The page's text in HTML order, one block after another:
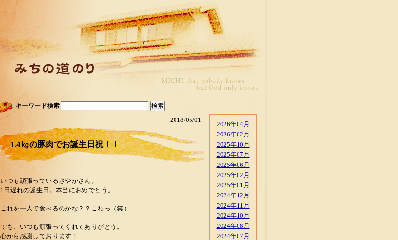
2026年04月
2026年02月
2025年10月
2025年07月
2025年06月
2025年02月
2025年01月
2024年12月
2024年11月
2024年10月
2024年08月
2024年07月
キーワード検索
2018/05/01
1.4㎏の豚肉でお誕生日祝！！
いつも頑張っているさやかさん。
1日遅れの誕生日。本当におめでとう。
これを一人で食べるのかな？？こわっ（笑）
でも、いつも頑張ってくれてありがとう。
心から感謝しております！